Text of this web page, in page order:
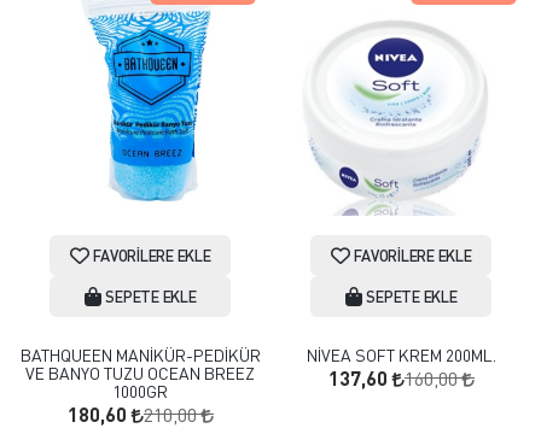
FAVORILERE EKLE
SEPETE EKLE
BATHQUEEN MANİKÜR-PEDİKÜR
VE BANYO TUZU OCEAN BREEZ
1000GR
180,60 210,00
FAVORILERE EKLE
SEPETE EKLE
NİVEA SOFT KREM 200ML.
137,60 160,00